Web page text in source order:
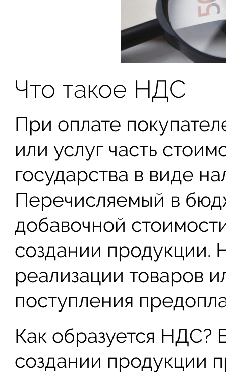
Что такое НДС
При оплате
или услуг часть
государства в виде
Перечисляемый в
добавочной
создании продукции.
реализации товаров
поступления
Как образуется НДС?
создании продукции